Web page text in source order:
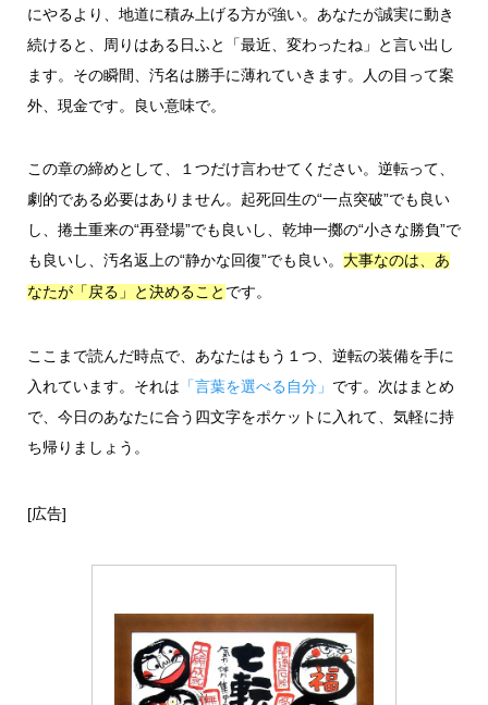
にやるより、地道に積み上げる方が強い。あなたが誠実に動き
続けると、周りはある日ふと「最近、変わったね」と言い出し
ます。その瞬間、汚名は勝手に薄れていきます。人の目って案
外、現金です。良い意味で。
この章の締めとして、１つだけ言わせてください。逆転って、
劇的である必要はありません。起死回生の“一点突破”でも良い
し、捲土重来の“再登場”でも良いし、乾坤一擲の“小さな勝負”で
も良いし、汚名返上の“静かな回復”でも良い。
大事なのは、あ
なたが「戻る」と決めること です。
ここまで読んだ時点で、あなたはもう１つ、逆転の装備を手に
入れています。それは 「言葉を選べる自分」 です。次はまとめ
で、今日のあなたに合う四文字をポケットに入れて、気軽に持
ち帰りましょう。
[広告]